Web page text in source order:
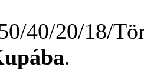
40/20/18/
.